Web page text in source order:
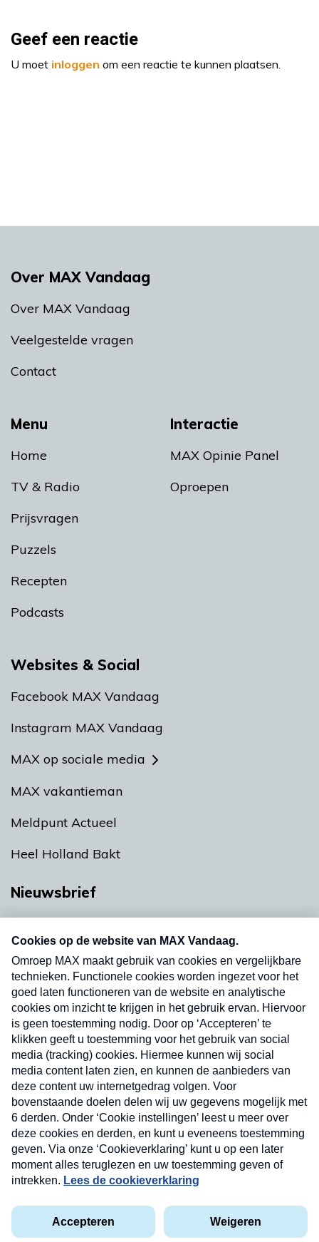
Geef een reactie
U moet inloggen om een reactie te kunnen plaatsen.
Menu
Home
TV & Radio
Prijsvragen
Puzzels
Recepten
Podcasts
Interactie
MAX Opinie Panel
Oproepen
Over MAX Vandaag
Over MAX Vandaag
Veelgestelde vragen
Contact
Websites & Social
Facebook MAX Vandaag
Instagram MAX Vandaag
MAX op sociale media
MAX vakantieman
Meldpunt Actueel
Heel Holland Bakt
Nieuwsbrief
nieuwsbrief. Elke vrijdag- en dinsdagochtend in
uw mailbox.
Verzend
Privacyverklaring
Cookieverklaring
Kwetsbaarheid melden
Nieuwsbrief
Neem hier een gratis abonnement op onze
nieuwsbrief. Elke vrijdag- en dinsdagochtend in uw